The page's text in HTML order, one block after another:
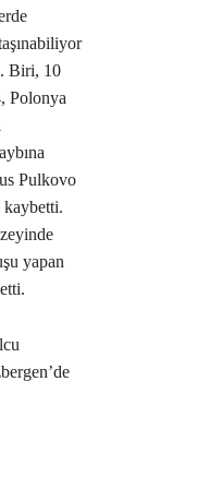
Biri, 10
Polonya
Pulkovo
kaybetti.
yapan